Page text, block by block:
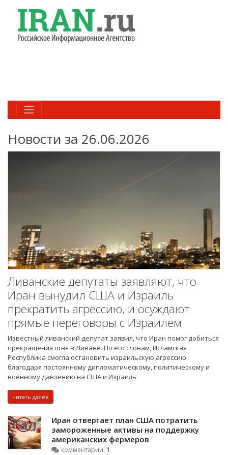
Новости за 26.06.2026
Ливанские депутаты заявляют, что
Иран вынудил США и Израиль
прекратить агрессию, и осуждают
прямые переговоры с Израилем
Известный ливанский депутат заявил, что Иран помог добиться
прекращения огня в Ливане. По его словам, Исламская
Республика смогла остановить израильскую агрессию
благодаря постоянному дипломатическому, политическому и
военному давлению на США и Израиль.
читать далее
Иран отвергает план США потратить
замороженные активы на поддержку
американских фермеров
комментарии: 1